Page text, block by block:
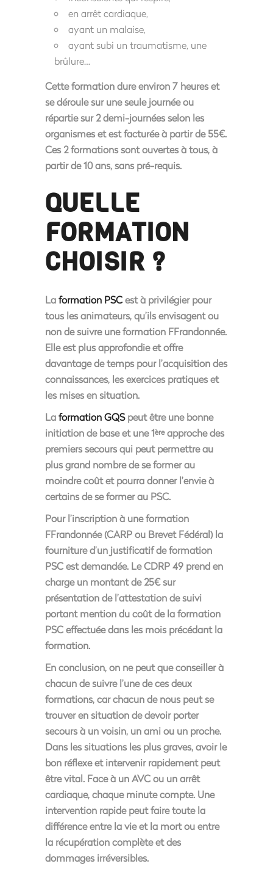
en arrêt cardiaque,
ayant un malaise,
ayant subi un traumatisme, une
brûlure…
Cette formation dure environ7 heureset
se déroule sur une seule journée ou
répartie sur 2 demi-journées selon les
organismes et est facturée à partir de55€.
Ces 2 formations sont ouvertes à tous, à
partir de 10 ans, sans pré-requis.
QUELLE
FORMATION
CHOISIR ?
Laformation PSCest à privilégier pour
tous les animateurs, qu’ils envisagent ou
non de suivre une formation FFrandonnée.
Elle est plus approfondie et offre
davantage de temps pour l’acquisition des
connaissances, les exercices pratiques et
les mises en situation.
Laformation GQSpeut être une bonne
initiation de base et une 1èreapproche des
premiers secours qui peut permettre au
plus grand nombre de se former au
moindre coût et pourra donner l’envie à
certains de se former au PSC.
Pour l’inscription à une formation
FFrandonnée (CARP ou Brevet Fédéral) la
fourniture d’un justificatif de formation
PSC est demandée. Le CDRP 49 prend en
charge un montant de 25€ sur
présentation de l’attestation de suivi
portant mention du coût de la formation
PSC effectuée dans les mois précédant la
formation.
En conclusion, on ne peut que conseiller à
chacun de suivre l’une de ces deux
formations, car chacun de nous peut se
trouver en situation de devoir porter
secours à un voisin, un ami ou un proche.
Dans les situations les plus graves, avoir le
bon réflexe et intervenir rapidement peut
être vital. Face à un AVC ou un arrêt
cardiaque, chaque minute compte. Une
intervention rapide peut faire toute la
différence entre la vie et la mort ou entre
la récupération complète et des
dommages irréversibles.